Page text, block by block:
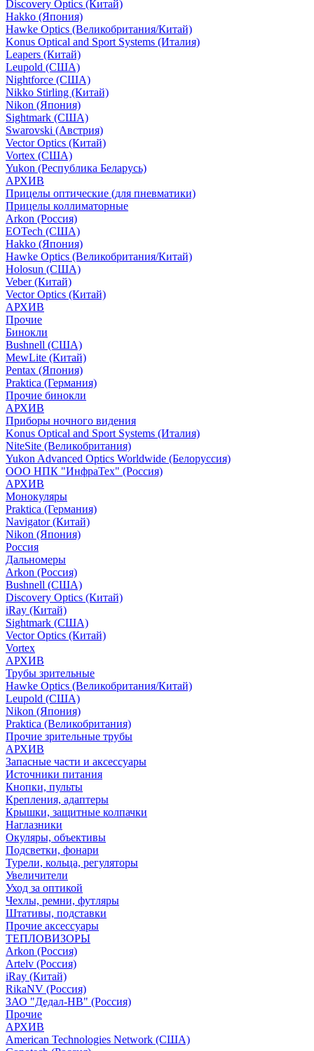
Discovery Optics (Китай)
Hakko (Япония)
Hawke Optics (Великобритания/Китай)
Konus Optical and Sport Systems (Италия)
Leapers (Китай)
Leupold (США)
Nightforce (США)
Nikko Stirling (Китай)
Nikon (Япония)
Sightmark (США)
Swarovski (Австрия)
Vector Optics (Китай)
Vortex (США)
Yukon (Республика Беларусь)
АРХИВ
Прицелы оптические (для пневматики)
Прицелы коллиматорные
Arkon (Россия)
EOTech (США)
Hakko (Япония)
Hawke Optics (Великобритания/Китай)
Holosun (США)
Veber (Китай)
Vector Optics (Китай)
АРХИВ
Прочие
Бинокли
Bushnell (США)
MewLite (Китай)
Pentax (Япония)
Praktica (Германия)
Прочие бинокли
АРХИВ
Приборы ночного видения
Konus Optical and Sport Systems (Италия)
NiteSite (Великобритания)
Yukon Advanced Optics Worldwide (Белоруссия)
ООО НПК "ИнфраТех" (Россия)
АРХИВ
Монокуляры
Praktica (Германия)
Navigator (Китай)
Nikon (Япония)
Россия
Дальномеры
Arkon (Россия)
Bushnell (США)
Discovery Optics (Китай)
iRay (Китай)
Sightmark (США)
Vector Optics (Китай)
Vortex
АРХИВ
Трубы зрительные
Hawke Optics (Великобритания/Китай)
Leupold (США)
Nikon (Япония)
Praktica (Великобритания)
Прочие зрительные трубы
АРХИВ
Запасные части и аксессуары
Источники питания
Кнопки, пульты
Крепления, адаптеры
Крышки, защитные колпачки
Наглазники
Окуляры, объективы
Подсветки, фонари
Турели, кольца, регуляторы
Увеличители
Уход за оптикой
Чехлы, ремни, футляры
Штативы, подставки
Прочие аксессуары
ТЕПЛОВИЗОРЫ
Arkon (Россия)
Artelv (Россия)
iRay (Китай)
RikaNV (Россия)
ЗАО "Дедал-НВ" (Россия)
Прочие
АРХИВ
American Technologies Network (США)